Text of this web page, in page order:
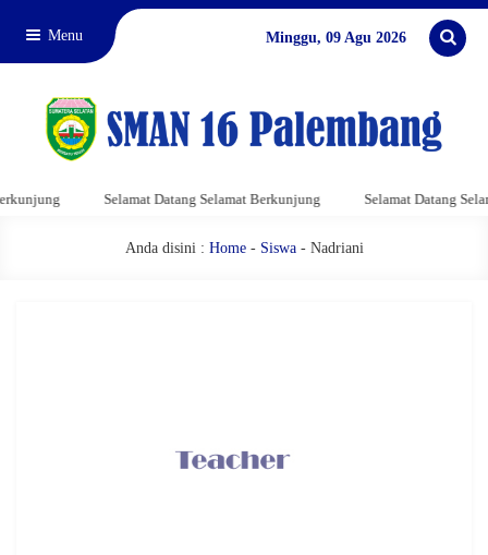
Menu Minggu, 09 Agu 2026
Selamat Datang Selamat Berkunjung Selamat Datang
Anda disini : Home- Siswa- Nadriani